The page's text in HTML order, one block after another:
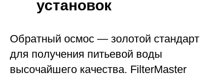
установок
Обратный осмос — золотой стандарт
для получения питьевой воды
высочайшего качества. FilterMaster